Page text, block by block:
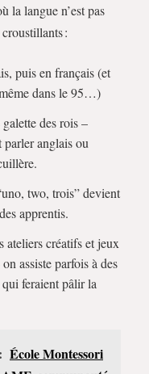
la langue n’est pas
:
puis en français (et
dans le 95…)
des rois –
parler anglais ou
two, trois” devient
apprentis.
ateliers créatifs et jeux
assiste parfois à des
feraient pâlir la
École Montessori